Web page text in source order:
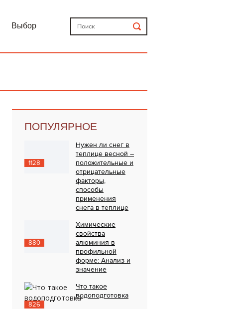
Выбор
ПОПУЛЯРНОЕ
1128
Нужен ли снег в
теплице весной –
положительные и
отрицательные
факторы,
способы
применения
снега в теплице
880
Химические
свойства
алюминия в
профильной
форме: Анализ и
значение
826
Что такое
водоподготовка